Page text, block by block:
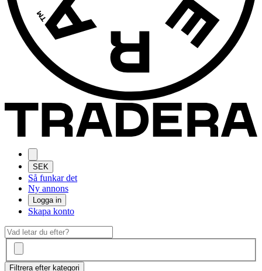
SEK
Så funkar det
Ny annons
Logga in
Skapa konto
Filtrera efter kategori